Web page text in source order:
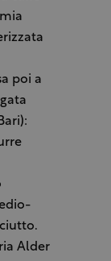
poi a
Alder